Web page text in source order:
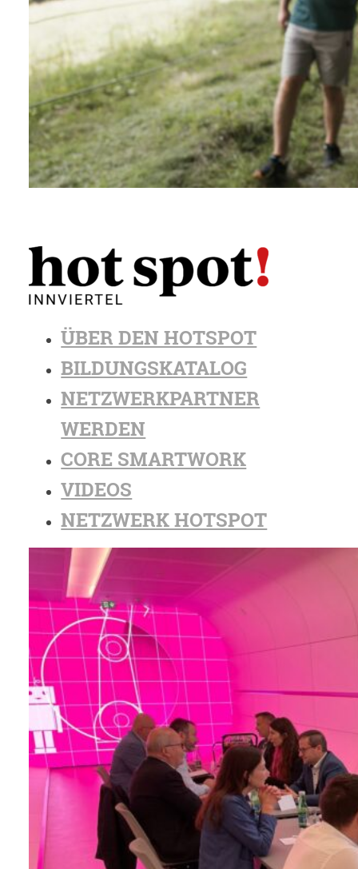
ÜBER DEN HOTSPOT
BILDUNGSKATALOG
NETZWERKPARTNER
WERDEN
CORE SMARTWORK
VIDEOS
NETZWERK HOTSPOT